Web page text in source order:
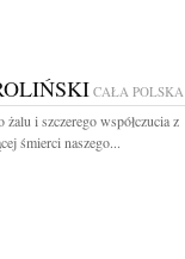
CAŁA POLSKA
żalu i szczerego współczucia z
śmierci naszego...